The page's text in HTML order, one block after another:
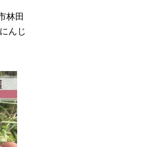
林田
んじ